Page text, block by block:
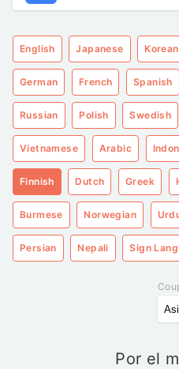
English Japanese Korean
German French Spanish
Russian Polish Swedish
Vietnamese Arabic
Finnish Dutch Greek
Burmese Norwegian
Persian Nepali Sign
Por el